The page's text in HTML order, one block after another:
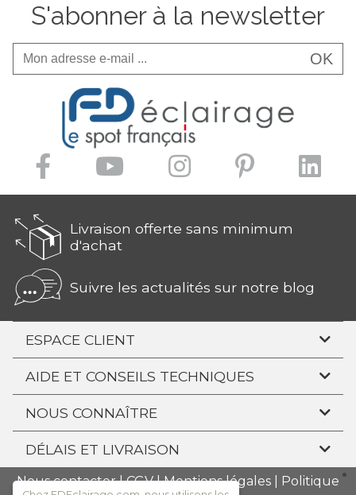
S'abonner à la newsletter
OK
Livraison offerte sans minimum
d'achat
Suivre les actualités sur notre blog
ESPACE CLIENT
AIDE ET CONSEILS TECHNIQUES
NOUS CONNAÎTRE
DÉLAIS ET LIVRAISON
Nous contacter|CGV|Mentions légales
Politique